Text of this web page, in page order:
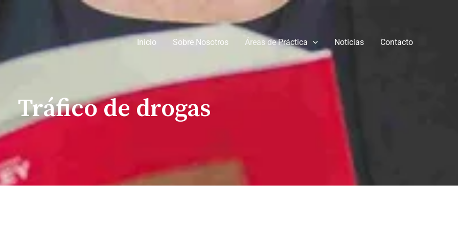
Inicio
Sobre Nosotros Áreas de Práctica Noticias Contacto
Tráfico de drogas